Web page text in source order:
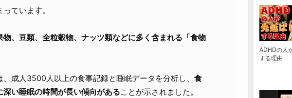
ています。
物、豆類、全粒穀物、ナッツ類などに多く含まれる「食物
成人3500人以上の食事記録と睡眠データを分析し、 食
い睡眠の時間が長い傾向があることが示されました。
ADHDの人
する理由